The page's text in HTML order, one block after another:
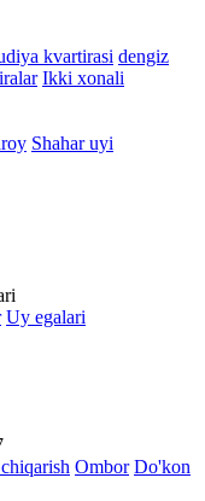
kvartirasi dengiz
Ikki xonali
Shahar uyi
Uy egalari
Ombor Do'kon